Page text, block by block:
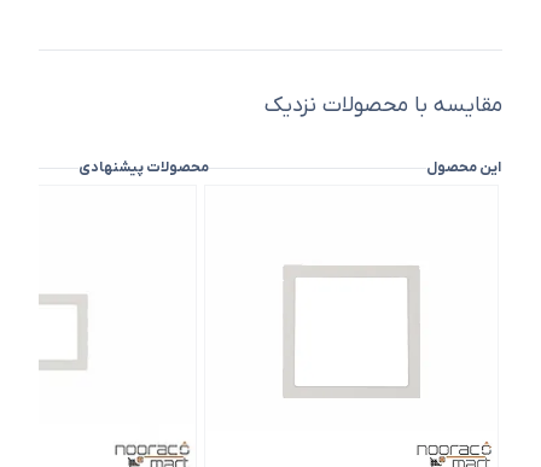
مقایسه با محصولات نزدیک
این محصول محصولات پیشنهادی